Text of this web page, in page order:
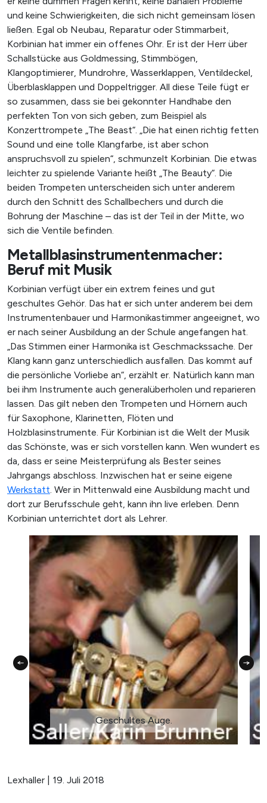
X
SUCHE STARTEN
und keine Schwierigkeiten, die sich nicht gemeinsam lösen
ließen. Egal ob Neubau, Reparatur oder Stimmarbeit,
Korbinian hat immer ein offenes Ohr. Er ist der Herr über
Schallstücke aus Goldmessing, Stimmbögen,
Klangoptimierer, Mundrohre, Wasserklappen, Ventildeckel,
Überblasklappen und Doppeltrigger. All diese Teile fügt er
so zusammen, dass sie bei gekonnter Handhabe den
perfekten Ton von sich geben, zum Beispiel als
Konzerttrompete „The Beast“. „Die hat einen richtig fetten
Sound und eine tolle Klangfarbe, ist aber schon
anspruchsvoll zu spielen“, schmunzelt Korbinian. Die etwas
leichter zu spielende Variante heißt „The Beauty“. Die
beiden Trompeten unterscheiden sich unter anderem
durch den Schnitt des Schallbechers und durch die
Bohrung der Maschine – das ist der Teil in der Mitte, wo
sich die Ventile befinden.
Metallblasinstrumentenmacher:
Beruf mit Musik
Korbinian verfügt über ein extrem feines und gut
geschultes Gehör. Das hat er sich unter anderem bei dem
Instrumentenbauer und Harmonikastimmer angeeignet, wo
er nach seiner Ausbildung an der Schule angefangen hat.
„Das Stimmen einer Harmonika ist Geschmackssache. Der
Klang kann ganz unterschiedlich ausfallen. Das kommt auf
die persönliche Vorliebe an“, erzählt er. Natürlich kann man
bei ihm Instrumente auch generalüberholen und reparieren
lassen. Das gilt neben den Trompeten und Hörnern auch
für Saxophone, Klarinetten, Flöten und
Holzblasinstrumente. Für Korbinian ist die Welt der Musik
das Schönste, was er sich vorstellen kann. Wen wundert es
da, dass er seine Meisterprüfung als Bester seines
Jahrgangs abschloss. Inzwischen hat er seine eigene
Werkstatt. Wer in Mittenwald eine Ausbildung macht und
dort zur Berufsschule geht, kann ihn live erleben. Denn
Korbinian unterrichtet dort als Lehrer.
Geschultes Auge.
Lexhaller | 19. Juli 2018